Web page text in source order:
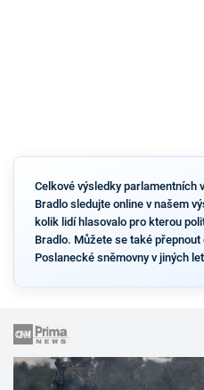
Celkové výsledky parlamentních
Bradlo sledujte online v našem
kolik lidí hlasovalo pro kterou
Bradlo. Můžete se také přepnout
Poslanecké sněmovny v jiných